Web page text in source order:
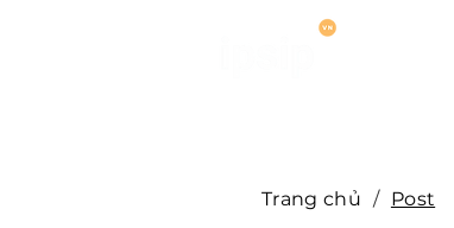
Trang chủ / Post